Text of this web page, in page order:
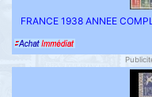
FRANCE 1938 ANNEE